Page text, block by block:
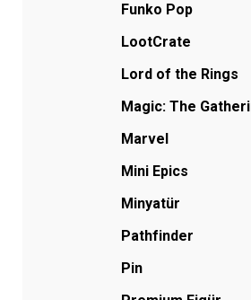
Funko Pop
LootCrate
Lord of the Rings
Magic: The
Marvel
Mini Epics
Minyatür
Pathfinder
Pin